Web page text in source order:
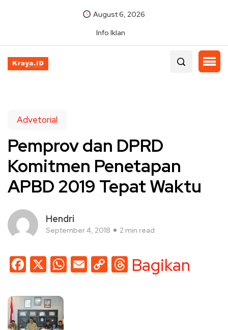
August 6, 2026
Info Iklan
Advetorial
Pemprov dan DPRD
Komitmen Penetapan
APBD 2019 Tepat Waktu
Hendri
September 4, 2018 2 min read
Facebook
X WhatsApp
EmailCopyThreads
Bagikan